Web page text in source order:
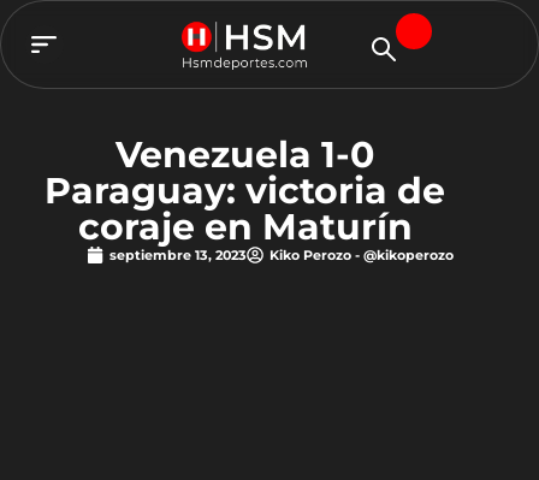
Venezuela 1-0
Paraguay: victoria de
coraje en Maturín
septiembre 13, 2023 Kiko Perozo - @kikoperozo